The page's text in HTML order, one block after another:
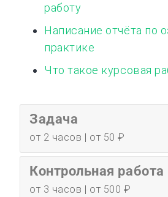
работу
Написание отчёта по
практике
Что такое курсовая
Задача
от 2 часов | от 50 ₽
Контрольная работа
от 3 часов | от 500 ₽